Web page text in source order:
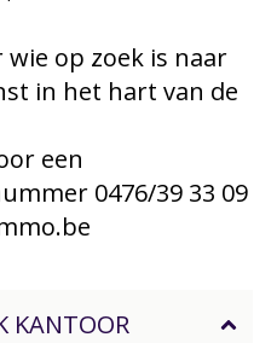
wie op zoek is naar
in het hart van de
een
0476/39 33 09
KANTOOR